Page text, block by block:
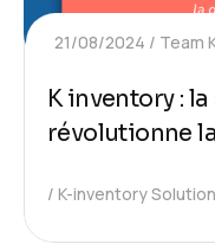
21/08/2024 Team
K inventory :
révolutionne
K-inventory Solution